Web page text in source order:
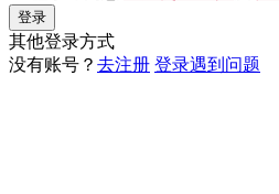
登录
其他登录方式
没有账号？ 去注册 登录遇到问题